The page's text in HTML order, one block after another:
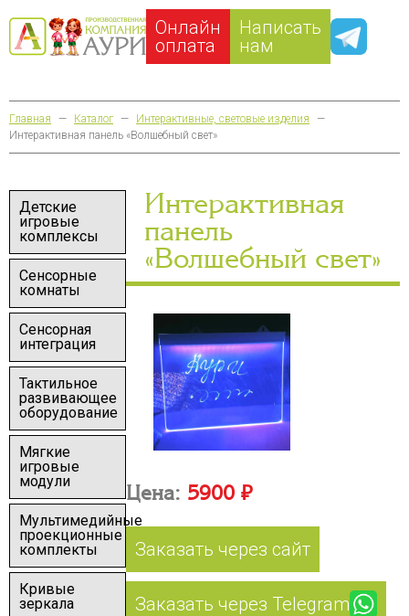
Онлайн
оплата
Написать
нам
Главная — Каталог — Интерактивные, световые изделия
—
Интерактивная панель «Волшебный свет»
Детские
игровые
комплексы
Сенсорные
комнаты
Сенсорная
интеграция
Тактильное
развивающее
оборудование
Мягкие
игровые
модули
Мультимедийные
проекционные
комплекты
Кривые
зеркала
Интерактивная
панель
«Волшебный свет»
Цена: 5900 ₽
Заказать через сайт
Заказать через Telegram